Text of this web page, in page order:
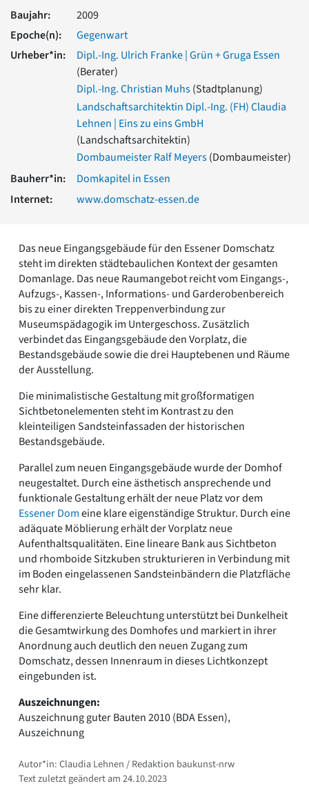
Romanik
Römische Antike
Über uns
Über baukunst-nrw
Freunde & Förderer
Impressum
Datenschutz
Suchbegriff eingeben
Baujahr:
2009
Epoche(n):
Gegenwart
Urheber*in:
Dipl.-Ing. Ulrich Franke | Grün + Gruga Essen
(Berater)
Dipl.-Ing. Christian Muhs(Stadtplanung)
Landschaftsarchitektin Dipl.-Ing. (FH) Claudia
Lehnen | Eins zu eins GmbH
(Landschaftsarchitektin)
Dombaumeister Ralf Meyers(Dombaumeister)
Bauherr*in:
Domkapitel in Essen
Internet:
www.domschatz-essen.de
Das neue Eingangsgebäude für den Essener Domschatz
steht im direkten städtebaulichen Kontext der gesamten
Domanlage. Das neue Raumangebot reicht vom Eingangs-,
Aufzugs-, Kassen-, Informations- und Garderobenbereich
bis zu einer direkten Treppenverbindung zur
Museumspädagogik im Untergeschoss. Zusätzlich
verbindet das Eingangsgebäude den Vorplatz, die
Bestandsgebäude sowie die drei Hauptebenen und Räume
der Ausstellung.
Die minimalistische Gestaltung mit großformatigen
Sichtbetonelementen steht im Kontrast zu den
kleinteiligen Sandsteinfassaden der historischen
Bestandsgebäude.
Parallel zum neuen Eingangsgebäude wurde der Domhof
neugestaltet. Durch eine ästhetisch ansprechende und
funktionale Gestaltung erhält der neue Platz vor dem
Essener Domeine klare eigenständige Struktur. Durch eine
adäquate Möblierung erhält der Vorplatz neue
Aufenthaltsqualitäten. Eine lineare Bank aus Sichtbeton
und rhomboide Sitzkuben strukturieren in Verbindung mit
im Boden eingelassenen Sandsteinbändern die Platzfläche
sehr klar.
Eine differenzierte Beleuchtung unterstützt bei Dunkelheit
die Gesamtwirkung des Domhofes und markiert in ihrer
Anordnung auch deutlich den neuen Zugang zum
Domschatz, dessen Innenraum in dieses Lichtkonzept
eingebunden ist.
Auszeichnungen:
Auszeichnung guter Bauten 2010 (BDA Essen),
Auszeichnung
Autor*in: Claudia Lehnen / Redaktion baukunst-nrw
Text zuletzt geändert am 24.10.2023